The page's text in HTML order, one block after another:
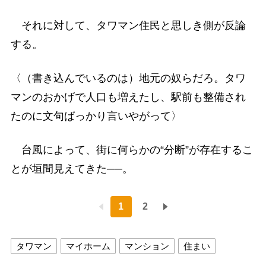
それに対して、タワマン住民と思しき側が反論
する。
〈（書き込んでいるのは）地元の奴らだろ。タワ
マンのおかげで人口も増えたし、駅前も整備され
たのに文句ばっかり言いやがって〉
台風によって、街に何らかの“分断”が存在するこ
とが垣間見えてきた──。
1 2
タワマン マイホーム マンション 住まい